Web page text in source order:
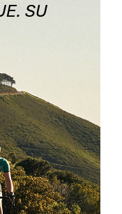
SU